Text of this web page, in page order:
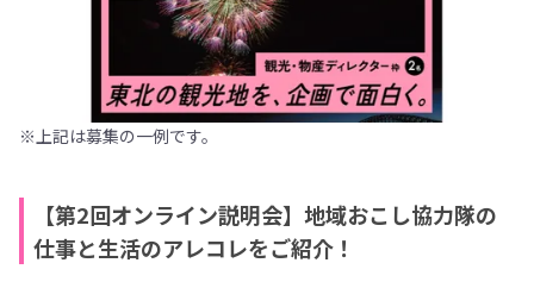
※上記は募集の一例です。
【第2回オンライン説明会】地域おこし協力隊の
仕事と生活のアレコレをご紹介！